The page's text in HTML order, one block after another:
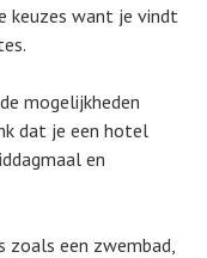
keuzes want je vindt
mogelijkheden
dat je een hotel
en
zoals een zwembad,